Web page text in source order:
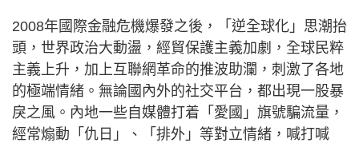
2008年國際金融危機爆發之後，「逆全球化」思潮抬
頭，世界政治大動盪，經貿保護主義加劇，全球民粹
主義上升，加上互聯網革命的推波助瀾，刺激了各地
的極端情緒。無論國內外的社交平台，都出現一股暴
戾之風。內地一些自媒體打着「愛國」旗號騙流量，
經常煽動「仇日」、「排外」等對立情緒，喊打喊